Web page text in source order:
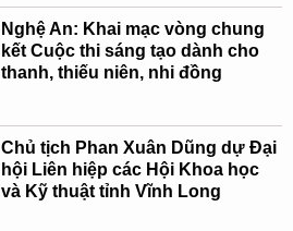
Nghệ An: Khai mạc vòng chung
kết Cuộc thi sáng tạo dành cho
thanh, thiếu niên, nhi đồng
Chủ tịch Phan Xuân Dũng dự Đại
hội Liên hiệp các Hội Khoa học
và Kỹ thuật tỉnh Vĩnh Long